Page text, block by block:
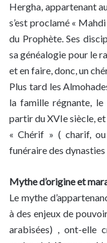
Hergha, appartenant
s’est proclamé «
du Prophète. Ses
sa généalogie pour le
et en faire, donc, un
Plus tard les
la famille régnante,
partir du XVIe siècle,
« Chérif » ( charif,
funéraire des
Mythe d’origine et
Le mythe
à des enjeux de
arabisées) , ont-elle